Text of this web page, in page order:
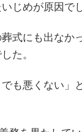
じめが原因で
式にも出なか
た。
も悪くない」